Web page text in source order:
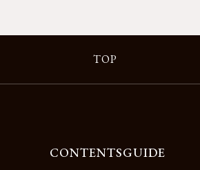
TOP
CONTENTSGUIDE